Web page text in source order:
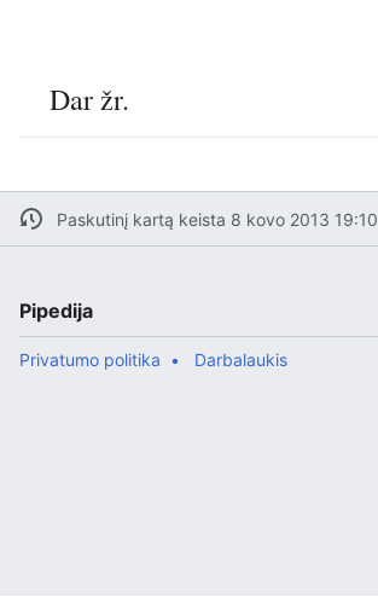
Dar žr.
Paskutinį kartą keista 8 kovo 2013 19:10
Pipedija
Privatumo politika Darbalaukis